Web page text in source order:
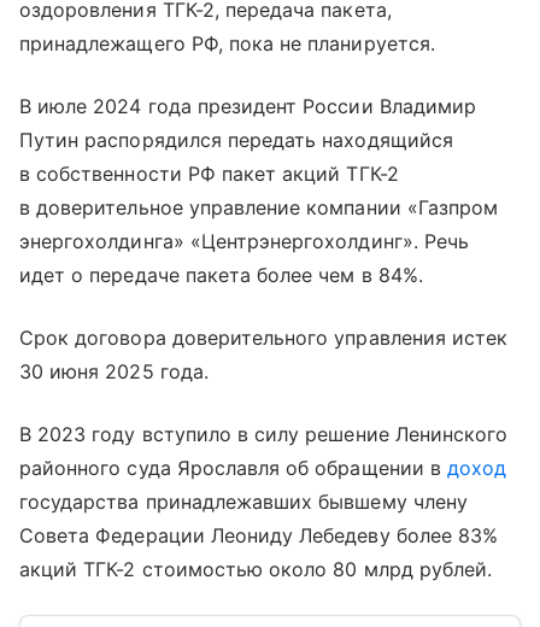
оздоровления ТГК-2, передача пакета,
принадлежащего РФ, пока не планируется.
В июле 2024 года президент России Владимир
Путин распорядился передать находящийся
в собственности РФ пакет акций ТГК-2
в доверительное управление компании «Газпром
энергохолдинга» «Центрэнергохолдинг». Речь
идет о передаче пакета более чем в 84%.
Срок договора доверительного управления истек
30 июня 2025 года.
В 2023 году вступило в силу решение Ленинского
районного суда Ярославля об обращении в доход
государства принадлежавших бывшему члену
Совета Федерации Леониду Лебедеву более 83%
акций ТГК-2 стоимостью около 80 млрд рублей.